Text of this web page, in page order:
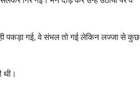
पकड़ा गई, वे संभल तो गई लेकिन लज्जा से कुछ